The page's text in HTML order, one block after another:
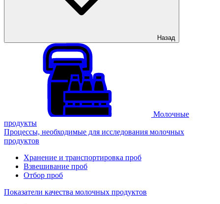
Назад
Молочные
продукты
Процессы, необходимые для исследования молочных
продуктов
Хранение и транспортировка проб
Взвешивание проб
Отбор проб
Показатели качества молочных продуктов